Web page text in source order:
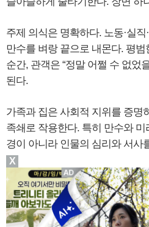
주제 의식은 명확하다. 노동·실
만수를 벼랑 끝으로 내몬다. 평
순간, 관객은 “정말 어쩔 수 없었
된다.
가족과 집은 사회적 지위를 증명
족쇄로 작용한다. 특히 만수와
경이 아니라 인물의 심리와 서사
X